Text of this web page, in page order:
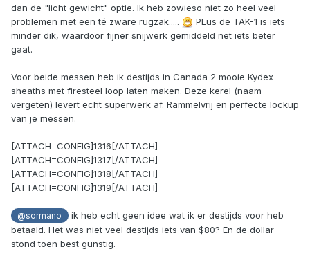
dan de "licht gewicht" optie. Ik heb zowieso niet zo heel veel
problemen met een té zware rugzak.....
PLus de TAK-1 is iets
minder dik, waardoor fijner snijwerk gemiddeld net iets beter
gaat.
Voor beide messen heb ik destijds in Canada 2 mooie Kydex
sheaths met firesteel loop laten maken. Deze kerel (naam
vergeten) levert echt superwerk af. Rammelvrij en perfecte lockup
van je messen.
[ATTACH=CONFIG]1316[/ATTACH]
[ATTACH=CONFIG]1317[/ATTACH]
[ATTACH=CONFIG]1318[/ATTACH]
[ATTACH=CONFIG]1319[/ATTACH]
@sormano
ik heb echt geen idee wat ik er destijds voor heb
betaald. Het was niet veel destijds iets van $80? En de dollar
stond toen best gunstig.